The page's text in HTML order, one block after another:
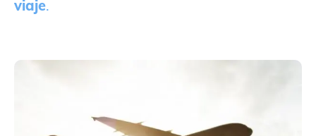
viaje.